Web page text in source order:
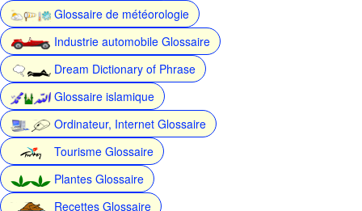
Glossaire de météorologie
Industrie automobile Glossaire
Dream Dictionary of Phrase
Glossaire islamique
Ordinateur, Internet Glossaire
Tourisme Glossaire
Plantes Glossaire
Recettes Glossaire